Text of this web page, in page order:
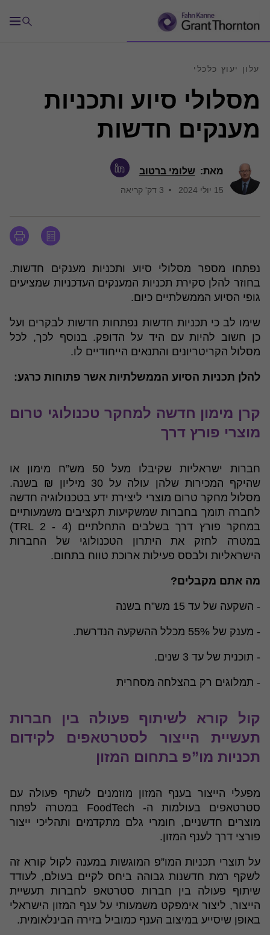
מסלולי סיוע ותכניות
מענקים חדשות
עלון יעוץ כלכלי
מאת: שלומי ברטוב
15 יולי 2024 3 דק' קריאה
נפתחו מספר מסלולי סיוע ותכניות מענקים חדשות.
בחוזר להלן סקירת תכניות המענקים העדכניות שמציעים
גופי הסיוע הממשלתיים כיום.
שימו לב כי תכניות חדשות נפתחות חדשות לבקרים ועל
כן חשוב להיות עם היד על הדופק. בנוסף לכך, לכל
מסלול הקריטריונים והתנאים הייחודיים לו.
להלן תכניות הסיוע הממשלתיות אשר פתוחות כרגע:
קרן מימון חדשה למחקר טכנולוגי טרום
מוצרי פורץ דרך
חברות ישראליות שקיבלו מעל 50 מש”ח מימון או
שהיקף המכירות שלהן עולה על 30 מיליון ₪ בשנה.
מסלול מחקר טרום מוצרי ליצירת ידע בטכנולוגיה חדשה
לחברה תומך בחברות שמשקיעות תקציבים משמעותיים
במחקר פורץ דרך בשלבים התחלתיים (TRL 2 - 4)
במטרה לחזק את היתרון הטכנולוגי של החברות
הישראליות ולבסס פעילות ארוכת טווח בתחום.
מה אתם מקבלים?
- השקעה של עד 15 מש”ח בשנה
- מענק של 55% מכלל ההשקעה הנדרשת.
- תוכנית של עד 3 שנים.
- תמלוגים רק בהצלחה מסחרית
קול קורא לשיתוף פעולה בין חברות
תעשיית הייצור לסטרטאפים לקידום
תכניות מו”פ בתחום המזון
מפעלי הייצור בענף המזון מוזמנים לשתף פעולה עם
סטרטאפים בעולמות ה- FoodTech במטרה לפתח
מוצרים חדשניים, חומרי גלם מתקדמים ותהליכי ייצור
פורצי דרך לענף המזון.
על תוצרי תכניות המו”פ המוגשות במענה לקול קורא זה
לשקף רמת חדשנות גבוהה ביחס לקיים בעולם, לעודד
שיתוף פעולה בין חברות סטרטאפ לחברות תעשיית
הייצור, ליצור אימפקט משמעותי על ענף המזון הישראלי
באופן שיסייע במיצוב הענף כמוביל בזירה הבינלאומית.